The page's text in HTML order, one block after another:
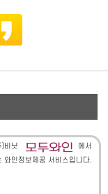
)비닛
에서
와인정보제공 서비스입니다.